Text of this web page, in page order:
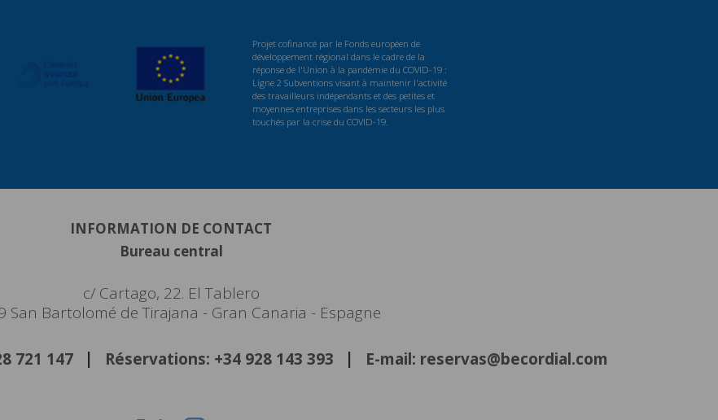
Projet cofinancé par le Fonds européen de
développement régional dans le cadre de la
réponse de l'Union à la pandémie du COVID-19 :
Ligne 2 Subventions visant à maintenir l'activité
des travailleurs indépendants et des petites et
moyennes entreprises dans les secteurs les plus
touchés par la crise du COVID-19.
INFORMATION DE CONTACT
Bureau central
c/ Cartago, 22. El Tablero
San Bartolomé de Tirajana - Gran Canaria - Espagne
721 147 Réservations: +34 928 143 393 E-mail: reservas@becordial.com